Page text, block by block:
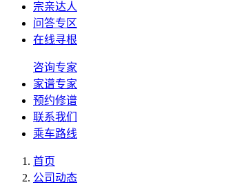
宗亲达人
问答专区
在线寻根
咨询专家
家谱专家
预约修谱
联系我们
乘车路线
首页
公司动态